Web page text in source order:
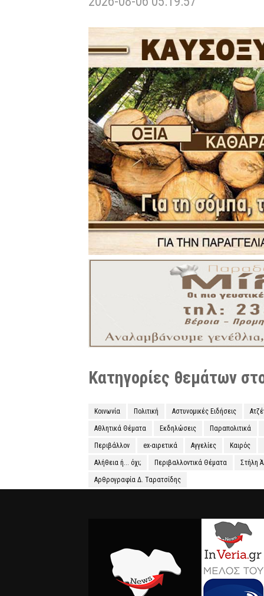
Κατηγορίες θεμάτων
Κοινωνία Πολιτική Αστυνομικές Ειδήσεις
Αθλητικά Θέματα Εκδηλώσεις Παραπολιτικά
Περιβάλλον ex-αιρετικά Αγγελίες Καιρός
Αλήθεια ή... όχι; Περιβαλλοντικά Θέματα Στήλη
Αρθρογραφία Δ. Ταρατσίδης